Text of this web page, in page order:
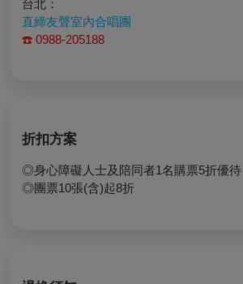
台北
直締友聲室內合唱團
☎️ 0988-205188
折扣方案
◎身心障礙人士及陪同者1名購票5折優
◎團票10張(含)起8折